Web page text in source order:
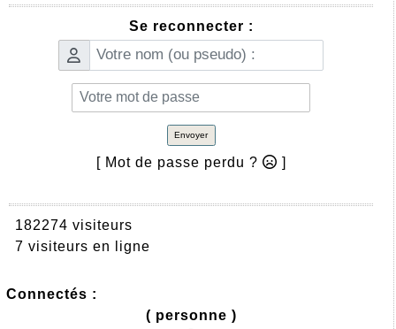
Se reconnecter :
Envoyer
[ Mot de passe perdu ? ]
182274 visiteurs
7 visiteurs en ligne
Connectés :
( personne )